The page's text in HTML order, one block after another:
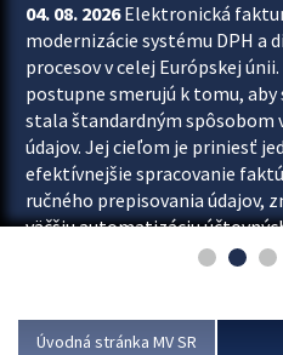
04. 08. 2026Elektronická
modernizácie systému DPH a
procesov v celej Európskej
postupne smerujú k tomu,
stala štandardným spôsobom
údajov. Jej cieľom je priniesť
efektívnejšie spracovanie
ručného prepisovania údajov,
väčšiu automatizáciu
fakturácia preto nepredstavuje...
Úvodná stránka MV SR